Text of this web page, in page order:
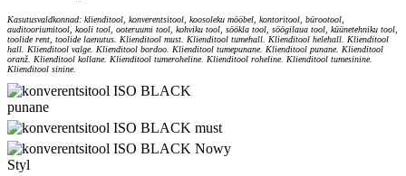
Kasutusvaldkonnad: klienditool, konverentsitool, koosoleku mööbel, kontoritool, bürootool,
auditooriumitool, kooli tool, ooteruumi tool, kohviku tool, söökla tool, söögilaua tool, küünetehniku tool,
toolide rent, toolide laenutus. Klienditool must. Klienditool tumehall. Klienditool helehall. Klienditool
hall. Klienditool valge. Klienditool bordoo. Klienditool tumepunane. Klienditool punane. Klienditool
oranž. Klienditool kollane. Klienditool tumeroheline. Klienditool roheline. Klienditool tumesinine.
Klienditool sinine.